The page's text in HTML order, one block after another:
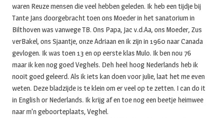
waren Reuze mensen die veel hebben geleden. Ik heb een tijdje bij
Tante Jans doorgebracht toen ons Moeder in het sanatorium in
Bilthoven was vanwege TB. Ons Papa, Jac v.d.Aa, ons Moeder, Zus
verBakel, ons Sjaantje, onze Adriaan en ik zijn in 1960 naar Canada
gevlogen. Ik was toen 13 en op eerste klas Mulo. Ik ben nou 76
maar ik ken nog goed Veghels. Deh heel hoog Nederlands heb ik
nooit goed geleerd. Als ik iets kan doen voor julie, laat het me even
weten. Deze bladzijde is te klein om er veel op te zetten. I can do it
in English or Nederlands. Ik krijg af en toe nog een beetje heimwee
naar m’n geboorteplaats, Veghel.